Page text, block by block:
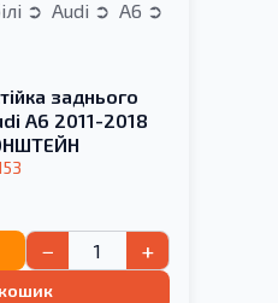
Audi
A6
заднього
A6 2011-2018
− +